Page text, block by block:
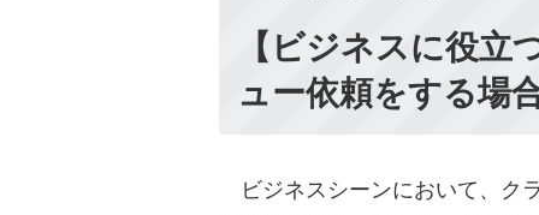
【ビジネスに役立
ュー依頼をする場
ビジネスシーンにおいて、ク